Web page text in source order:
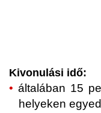
Kivonulási idő:
általában 15
helyeken